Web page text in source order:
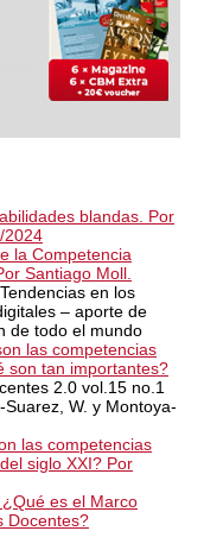
blandas. Por
2024
la Competencia
Santiago Moll.
en los
– aporte de
de todo el mundo
las competencias
son tan importantes?
2.0 vol.15 no.1
W. y Montoya-
las competencias
siglo XXI? Por
es el Marco
Docentes?